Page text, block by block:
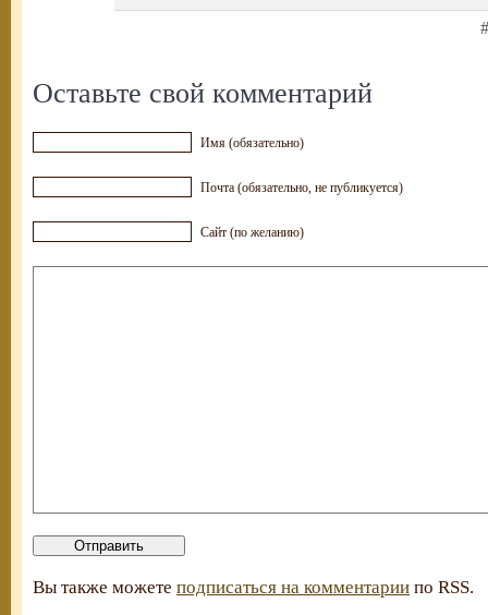
Оставьте свой комментарий
Имя (обязательно)
Почта (обязательно, не публикуется)
Сайт (по желанию)
Вы также можете подписаться на комментарии по RSS.